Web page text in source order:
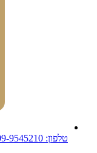
טלפון: 09-9545210